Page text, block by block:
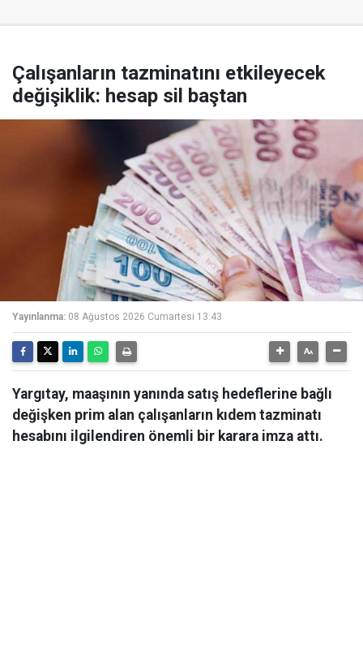
Çalışanların tazminatını etkileyecek
değişiklik: hesap sil baştan
Yayınlanma: 08 Ağustos 2026 Cumartesi 13:43
Yargıtay, maaşının yanında satış hedeflerine bağlı
değişken prim alan çalışanların kıdem tazminatı
hesabını ilgilendiren önemli bir karara imza attı.